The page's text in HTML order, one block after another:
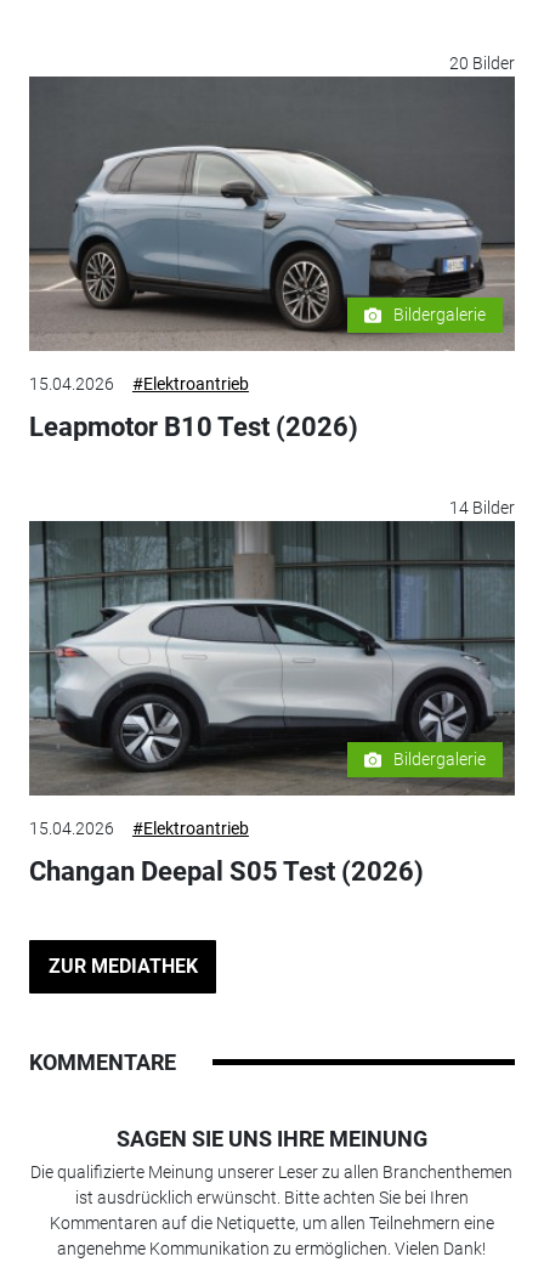
20 Bilder
Bildergalerie
15.04.2026 #Elektroantrieb
Leapmotor B10 Test (2026)
14 Bilder
Bildergalerie
15.04.2026 #Elektroantrieb
Changan Deepal S05 Test (2026)
ZUR MEDIATHEK
KOMMENTARE
SAGEN SIE UNS IHRE MEINUNG
Die qualifizierte Meinung unserer Leser zu allen Branchenthemen
ist ausdrücklich erwünscht. Bitte achten Sie bei Ihren
Kommentaren auf die Netiquette, um allen Teilnehmern eine
angenehme Kommunikation zu ermöglichen. Vielen Dank!